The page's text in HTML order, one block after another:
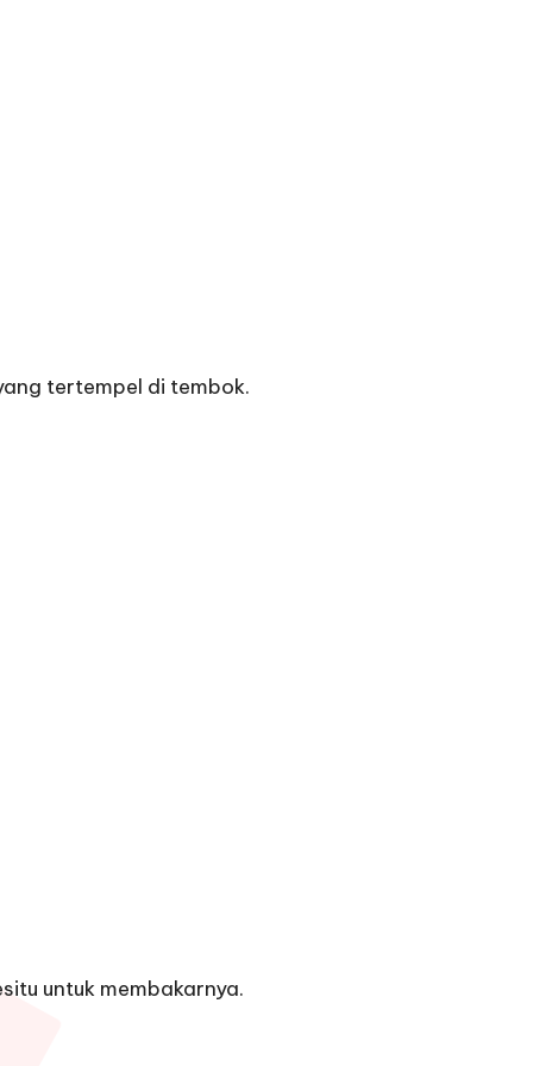
tertempel di tembok.
untuk membakarnya.